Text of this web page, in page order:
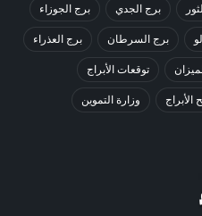
برج الجدي برج الجوزاء
برج السرطان برج العذراء
توقعات الأبراج
الأبراج وزارة التموين